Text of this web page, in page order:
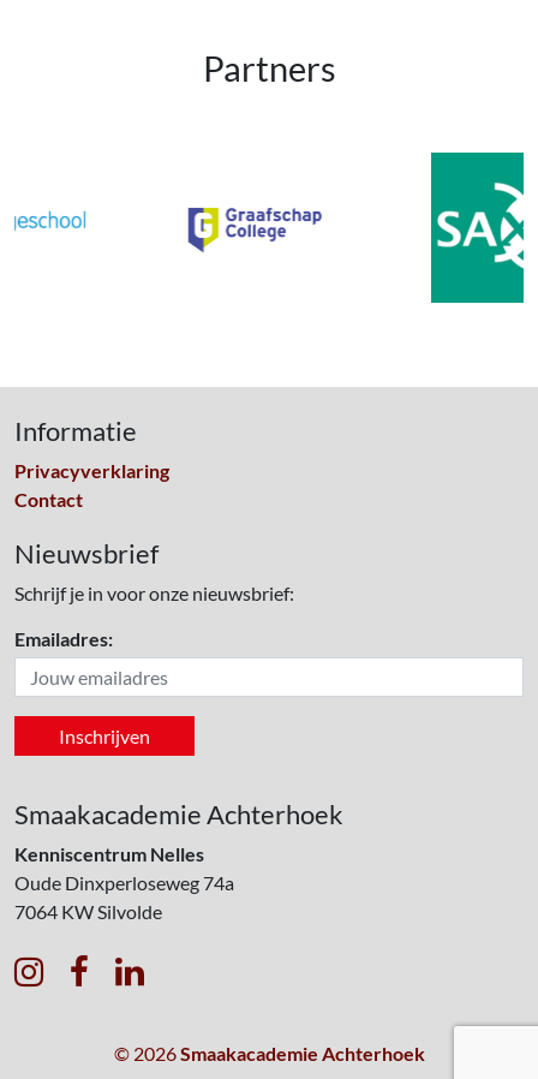
Partners
Informatie
Privacyverklaring
Contact
Nieuwsbrief
Schrijf je in voor onze nieuwsbrief:
Emailadres:
Smaakacademie Achterhoek
Kenniscentrum Nelles
Oude Dinxperloseweg 74a
7064 KWSilvolde
  
© 2026Smaakacademie Achterhoek